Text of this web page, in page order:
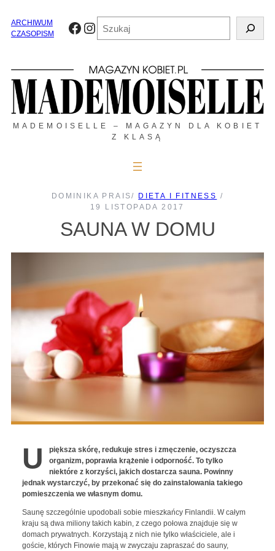
treściARCHIWUM
CZASOPISM
Facebook
Instagram
MADEMOISELLE – MAGAZYN DLA KOBIET
Z KLASĄ
DOMINIKA PRAIS/ DIETA I FITNESS /
19 LISTOPADA 2017
SAUNA W DOMU
U
piększa skórę, redukuje stres i zmęczenie, oczyszcza
organizm, poprawia krążenie i odporność. To tylko
niektóre z korzyści, jakich dostarcza sauna. Powinny
jednak wystarczyć, by przekonać się do zainstalowania takiego
pomieszczenia we własnym domu.
Saunę szczególnie upodobali sobie mieszkańcy Finlandii. W całym
kraju są dwa miliony takich kabin, z czego połowa znajduje się w
domach prywatnych. Korzystają z nich nie tylko właściciele, ale i
goście, których Finowie mają w zwyczaju zapraszać do sauny,